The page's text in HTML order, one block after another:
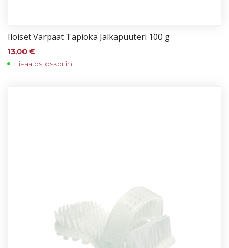
Iloi­set Var­paat Ta­pio­ka Jal­ka­puu­te­ri 100 g
13,00 €
Lisää ostoskoriin